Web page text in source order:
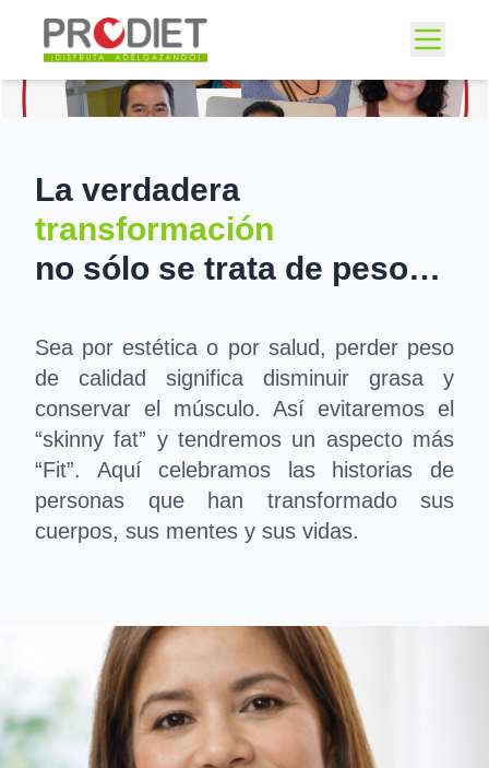
La verdadera
transformación
no sólo se trata de peso…
Sea por estética o por salud, perder peso
de calidad significa disminuir grasa y
conservar el músculo. Así evitaremos el
“skinny fat” y tendremos un aspecto más
“Fit”. Aquí celebramos las historias de
personas que han transformado sus
cuerpos, sus mentes y sus vidas.